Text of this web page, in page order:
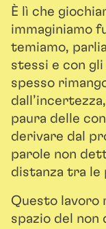
È lì che
immaginiamo
temiamo,
stessi e con
spesso
paura delle
derivare dal
parole non
distanza tra le
Questo
spazio del